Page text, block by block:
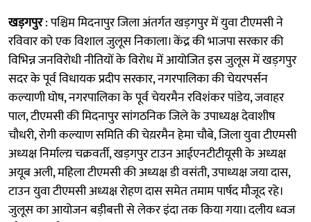
खड़गपुर: पश्चिम मिदनापुर जिला अंतर्गत खड़गपुर में युवा टीएमसी ने
रविवार को एक विशाल जुलूस निकाला। केंद्र की भाजपा सरकार की
विभिन्न जनविरोधी नीतियों के विरोध में आयोजित इस जुलूस में खड़गपुर
सदर के पूर्व विधायक प्रदीप सरकार, नगरपालिका की चेयरपर्सन
कल्याणी घोष, नगरपालिका के पूर्व चेयरमैन रविशंकर पांडेय, जवाहर
पाल, टीएमसी की मिदनापुर सांगठनिक जिले के उपाध्यक्ष देवाशीष
चौधरी, रोगी कल्याण समिति की चेय़रमैन हेमा चौबे, जिला युवा टीएमसी
अध्यक्ष निर्माल्य़ चक्रवर्ती, खड़गपुर टाउन आईएनटीटीयूसी के अध्यक्ष
अयूब अली, महिला टीएमसी की अध्यक्ष डी वसंती, उपाध्यक्ष जया दास,
टाउन युवा टीएमसी अध्यक्ष रोहण दास समेत तमाम पार्षद मौजूद रहे।
जुलूस का आयोजन बड़ीबत्ती से लेकर इंदा तक किया गया। दलीय ध्वज